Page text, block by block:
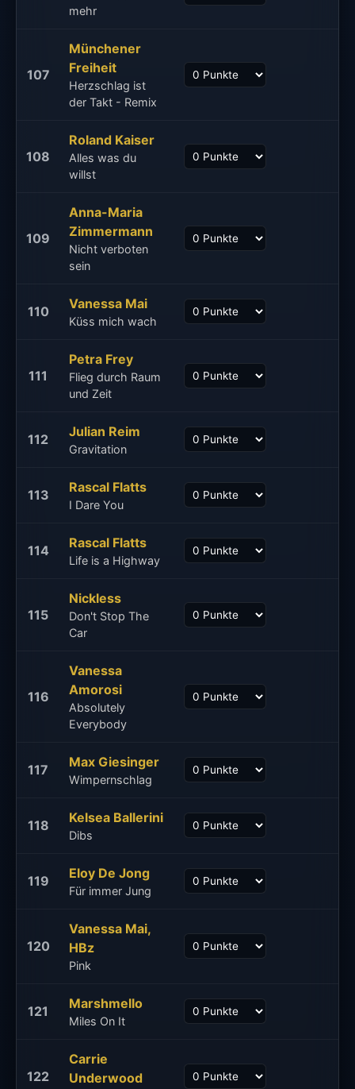
mehr
107
Münchener
Freiheit
Herzschlag ist
der Takt - Remix
108
Roland Kaiser
Alles was du
willst
109
Anna-Maria
Zimmermann
Nicht verboten
sein
110 Vanessa Mai
Küss mich wach
111
Petra Frey
Flieg durch Raum
und Zeit
112 Julian Reim
Gravitation
113 Rascal Flatts
I Dare You
114 Rascal Flatts
Life is a Highway
115
Nickless
Don't Stop The
Car
116
Vanessa
Amorosi
Absolutely
Everybody
117 Max Giesinger
Wimpernschlag
118 Kelsea Ballerini
Dibs
119 Eloy De Jong
Für immer Jung
120
Vanessa Mai,
HBz
Pink
121 Marshmello
Miles On It
122
Carrie
Underwood